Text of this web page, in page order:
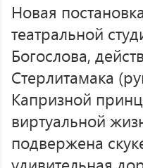
Новая
театральной
Богослова,
Стерлитамака
Капризной
виртуальной
подвержена